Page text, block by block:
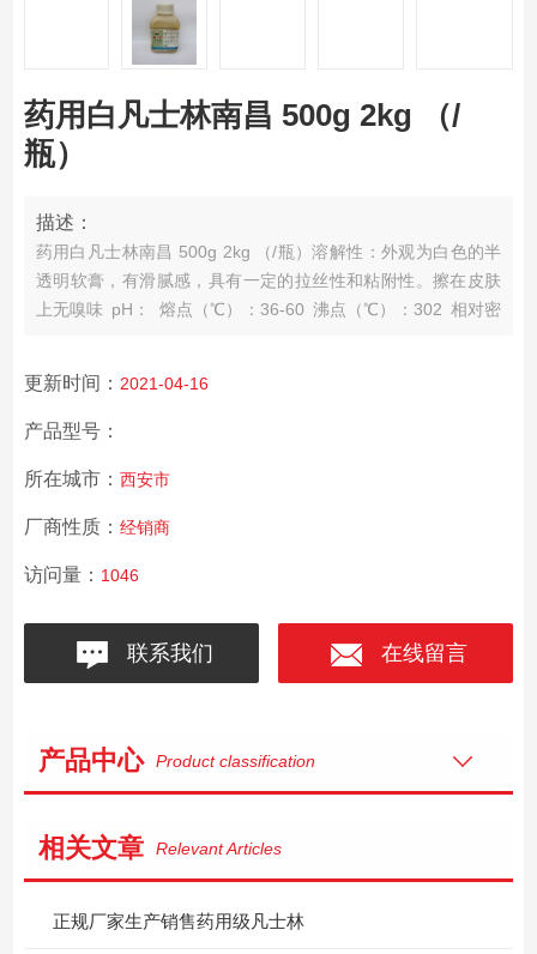
药用白凡士林南昌 500g 2kg （/
瓶）
描述：
药用白凡士林南昌 500g 2kg （/瓶）溶解性：外观为白色的半
透明软膏，有滑腻感，具有一定的拉丝性和粘附性。擦在皮肤
上无嗅味 pH： 熔点（℃）：36-60 沸点（℃）：302 相对密
度（℃）：无资料 临界压力（MPa）：无资料 辛醇/水分配系
数的对数值：6
更新时间： 2021-04-16
产品型号：
所在城市： 西安市
厂商性质： 经销商
访问量： 1046
联系我们 在线留言
产品中心 Product classification
相关文章 Relevant Articles
正规厂家生产销售药用级凡士林